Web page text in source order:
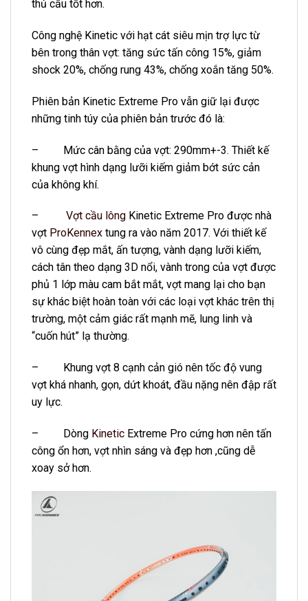
thủ cầu tốt hơn.
Công nghệ Kinetic với hạt cát siêu mịn trợ lực từ
bên trong thân vợt: tăng sức tấn công 15%, giảm
shock 20%, chống rung 43%, chống xoắn tăng 50%.
Phiên bản Kinetic Extreme Pro vẫn giữ lại được
những tinh túy của phiên bản trước đó là:
–
Mức cân bằng của vợt: 290mm+-3. Thiết kế
khung vợt hình dạng lưỡi kiếm giảm bớt sức cản
của không khí.
– Vợt cầu lông Kinetic Extreme Pro được nhà
vợt ProKennex tung ra vào năm 2017. Với thiết kế
vô cùng đẹp mắt, ấn tượng, vành dạng lưỡi kiếm,
cách tân theo dạng 3D nổi, vành trong của vợt được
phủ 1 lớp màu cam bắt mắt, vợt mang lại cho bạn
sự khác biệt hoàn toàn với các loại vợt khác trên thị
trường, một cảm giác rất mạnh mẽ, lung linh và
“cuốn hút” lạ thường.
–
Khung vợt 8 cạnh cản gió nên tốc độ vung
vợt khá nhanh, gọn, dứt khoát, đầu nặng nên đập rất
uy lực.
– Dòng Kinetic Extreme Pro cứng hơn nên tấn
công ổn hơn, vợt nhìn sáng và đẹp hơn ,cũng dễ
xoay sở hơn.